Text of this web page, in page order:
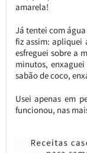
amarela!
Já tentei com água
fiz assim: apliquei
esfreguei sobre a
minutos,
sabão de coco,
Usei apenas em
funcionou, nas